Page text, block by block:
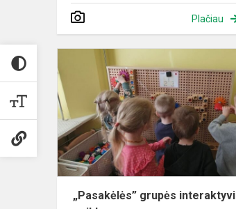
Plačiau
„Pasakėlės” grupės interaktyvi